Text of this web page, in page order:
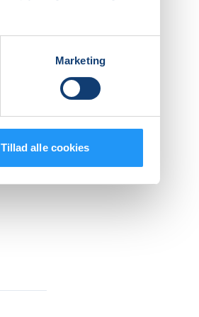
Marketing
Tillad alle cookies
at
bliver